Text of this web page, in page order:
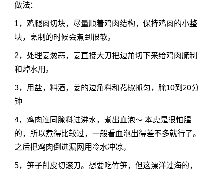
做法：
1，鸡腿肉切块，尽量顺着鸡肉结构，保持鸡肉的小整
块，烹制的时候会煮到很软。
2，处理姜葱蒜，姜直接大刀把边角切下来给鸡肉腌制
和焯水用。
3，用盐，料酒，姜的边角料和花椒抓匀，腌10到20分
钟
4，鸡肉连同腌料进沸水，煮出血泡～ 本虎是很怕腥
的，所以煮得比较过，一般看血泡出得差不多就行了。
之后把鸡肉倒进漏网用冷水冲凉。
5，笋子削皮切滚刀。想要吃竹笋，但这漂洋过海的，